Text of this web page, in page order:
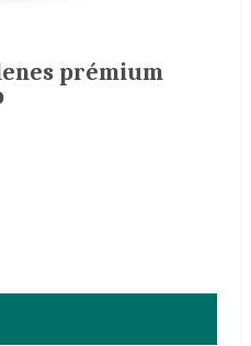
prémium